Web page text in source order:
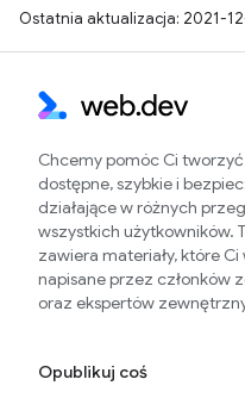
Ostatnia aktualizacja: 2021-
Chcemy pomóc Ci
dostępne, szybkie i
działające w różnych
wszystkich użytkowników.
zawiera materiały, które
napisane przez członków
oraz ekspertów
Opublikuj coś